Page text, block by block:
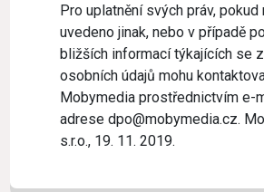
Pro uplatnění svých práv, pokud
uvedeno jinak, nebo v případě
bližších informací týkajících se
osobních údajů mohu
Mobymedia prostřednictvím e-
adrese dpo@mobymedia.cz.
s.r.o., 19. 11. 2019.